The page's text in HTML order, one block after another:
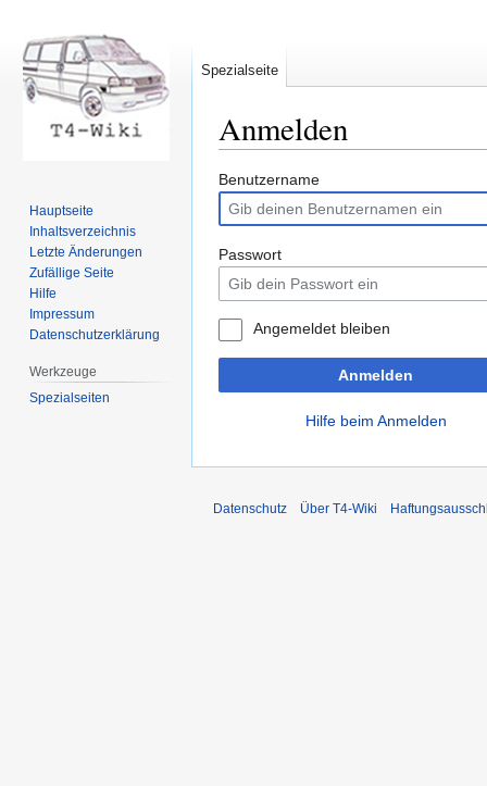
Anmelden
Zur
Navigation
springen
Zur
Suche
springen
Benutzername
Passwort
Angemeldet bleiben
Anmelden
Hilfe beim Anmelden
Spezialseite
Hauptseite
Inhaltsverzeichnis
Letzte Änderungen
Zufällige Seite
Hilfe
Impressum
Datenschutzerklärung
Werkzeuge
Spezialseiten
Datenschutz Über T4-Wiki